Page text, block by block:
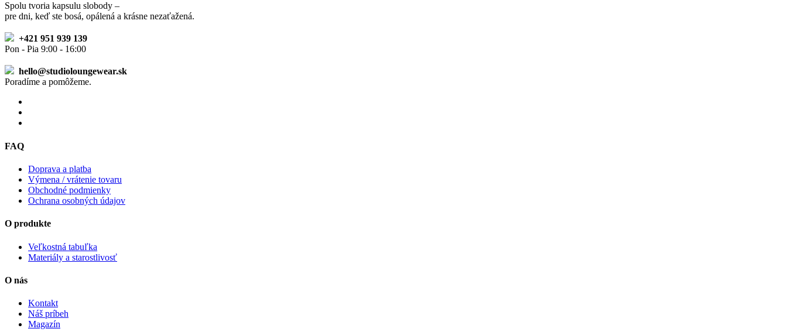
Spolu tvoria kapsulu slobody –
pre dni, keď ste bosá, opálená a krásne nezaťažená.
+421 951 939 139
Pon - Pia 9:00 - 16:00
hello@studioloungewear.sk
Poradíme a pomôžeme.
FAQ
Doprava a platba
Výmena / vrátenie tovaru
Obchodné podmienky
Ochrana osobných údajov
O produkte
Veľkostná tabuľka
Materiály a starostlivosť
O nás
Kontakt
Náš príbeh
Magazín